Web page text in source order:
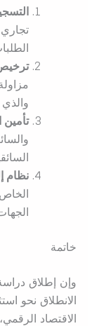
ترخيص
نظام
خاتمة
وإن إطلاق
الانطلاق نحو
الاقتصاد